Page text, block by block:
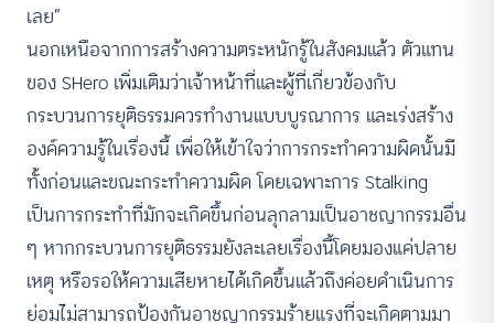
เลย”
นอกเหนือจากการสร้างความตระหนักรู้ในสังคมแล้ว ตัวแทน
ของ SHero เพิ่มเติมว่าเจ้าหน้าที่และผู้ที่เกี่ยวข้องกับ
กระบวนการยุติธรรมควรทำงานแบบบูรณาการ และเร่งสร้าง
องค์ความรู้ในเรื่องนี้ เพื่อให้เข้าใจว่าการกระทำความผิดนั้นมี
ทั้งก่อนและขณะกระทำความผิด โดยเฉพาะการ Stalking
เป็นการกระทำที่มักจะเกิดขึ้นก่อนลุกลามเป็นอาชญากรรมอื่น
ๆ หากกระบวนการยุติธรรมยังละเลยเรื่องนี้โดยมองแค่ปลาย
เหตุ หรือรอให้ความเสียหายได้เกิดขึ้นแล้วถึงค่อยดำเนินการ
ย่อมไม่สามารถป้องกันอาชญากรรมร้ายแรงที่จะเกิดตามมา